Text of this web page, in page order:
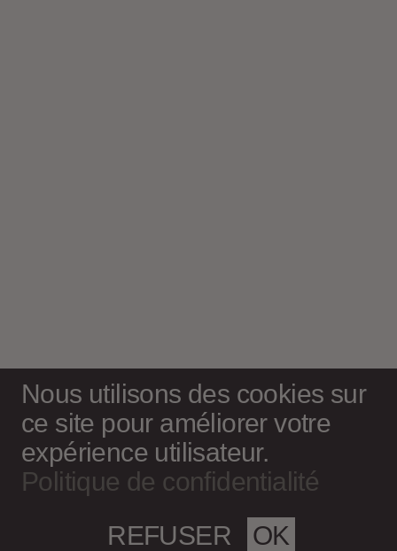
Nous utilisons des cookies sur
ce site pour améliorer votre
expérience utilisateur.
Politique de confidentialité
OK
REFUSER